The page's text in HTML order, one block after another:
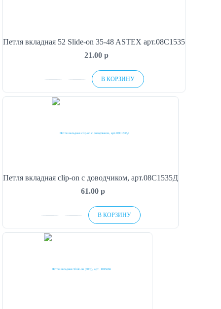
Петля вкладная 52 Slide-on 35-48 ASTEX арт.08С1535
21.00 p
В КОРЗИНУ
Петля вкладная clip-on с доводчиком, арт.08С1535Д
61.00 p
В КОРЗИНУ